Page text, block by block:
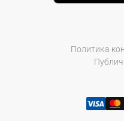
Политика